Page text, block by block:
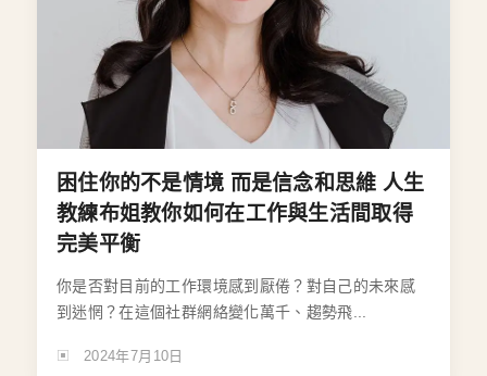
困住你的不是情境 而是信念和思維 人生
教練布姐教你如何在工作與生活間取得
完美平衡
你是否對目前的工作環境感到厭倦？對自己的未來感
到迷惘？在這個社群網絡變化萬千、趨勢飛...
2024年7月10日